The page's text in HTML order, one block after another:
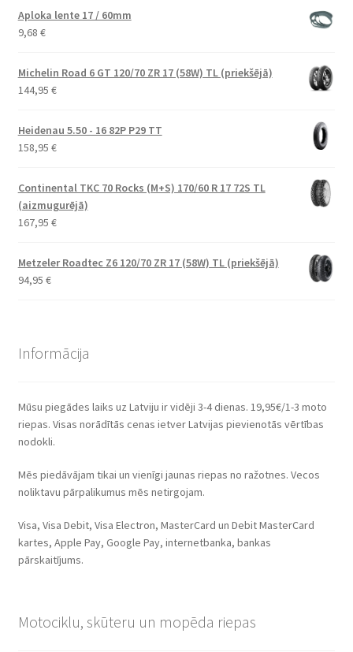
Aploka lente 17 / 60mm
9,68 €
Michelin Road 6 GT 120/70 ZR 17 (58W) TL (priekšējā)
144,95 €
Heidenau 5.50 - 16 82P P29 TT
158,95 €
Continental TKC 70 Rocks (M+S) 170/60 R 17 72S TL
(aizmugurējā)
167,95 €
Metzeler Roadtec Z6 120/70 ZR 17 (58W) TL (priekšējā)
94,95 €
Informācija
Mūsu piegādes laiks uz Latviju ir vidēji 3-4 dienas. 19,95€/1-3 moto
riepas. Visas norādītās cenas ietver Latvijas pievienotās vērtības
nodokli.
Mēs piedāvājam tikai un vienīgi jaunas riepas no ražotnes. Vecos
noliktavu pārpalikumus mēs netirgojam.
Visa, Visa Debit, Visa Electron, MasterCard un Debit MasterCard
kartes, Apple Pay, Google Pay, internetbanka, bankas
pārskaitījums.
Motociklu, skūteru un mopēda riepas